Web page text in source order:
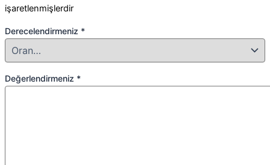
işaretlenmişlerdir
Derecelendirmeniz *
Değerlendirmeniz *